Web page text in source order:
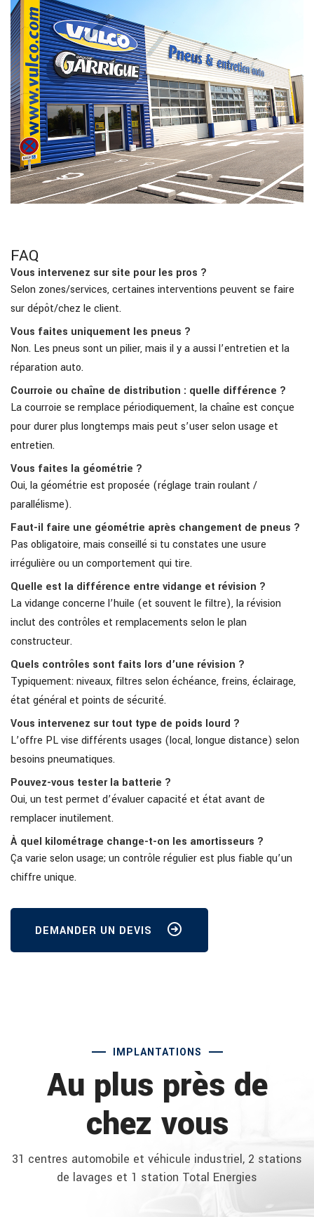
FAQ
Vous intervenez sur site pour les pros ?
Selon zones/services, certaines interventions peuvent se faire
sur dépôt/chez le client.
Vous faites uniquement les pneus ?
Non. Les pneus sont un pilier, mais il y a aussi l’entretien et la
réparation auto.
Courroie ou chaîne de distribution : quelle différence ?
La courroie se remplace périodiquement, la chaîne est conçue
pour durer plus longtemps mais peut s’user selon usage et
entretien.
Vous faites la géométrie ?
Oui, la géométrie est proposée (réglage train roulant /
parallélisme).
Faut-il faire une géométrie après changement de pneus ?
Pas obligatoire, mais conseillé si tu constates une usure
irrégulière ou un comportement qui tire.
Quelle est la différence entre vidange et révision ?
La vidange concerne l’huile (et souvent le filtre), la révision
inclut des contrôles et remplacements selon le plan
constructeur.
Quels contrôles sont faits lors d’une révision ?
Typiquement: niveaux, filtres selon échéance, freins, éclairage,
état général et points de sécurité.
Vous intervenez sur tout type de poids lourd ?
L’offre PL vise différents usages (local, longue distance) selon
besoins pneumatiques.
Pouvez-vous tester la batterie ?
Oui, un test permet d’évaluer capacité et état avant de
remplacer inutilement.
À quel kilométrage change-t-on les amortisseurs ?
Ça varie selon usage; un contrôle régulier est plus fiable qu’un
chiffre unique.
DEMANDER UN DEVIS
IMPLANTATIONS
Au plus près de
chez vous
31 centres automobile et véhicule industriel, 2 stations
de lavages et 1 station Total Energies